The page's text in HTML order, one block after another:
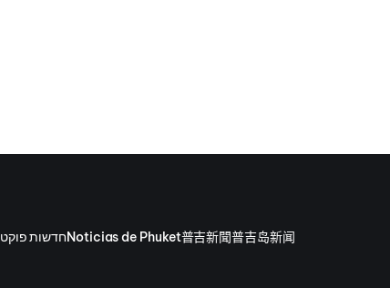
חדשות פוקטNoticias de Phuket普吉新聞普吉岛新闻